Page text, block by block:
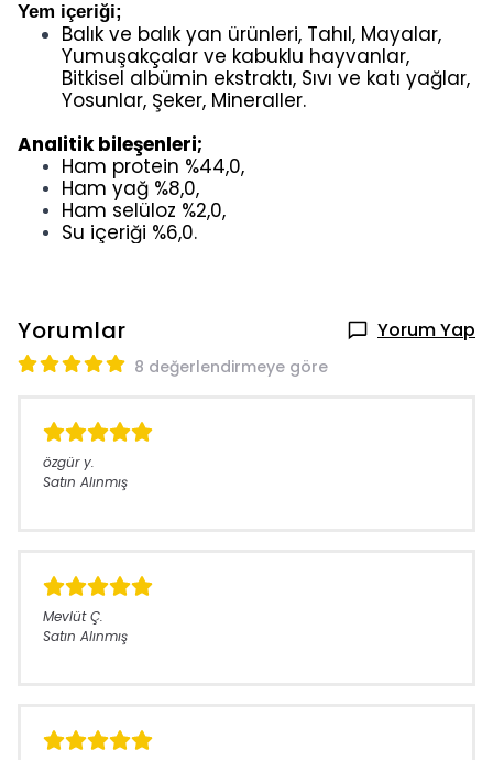
Yem içeriği;
Balık ve balık yan ürünleri, Tahıl, Mayalar,
Yumuşakçalar ve kabuklu hayvanlar,
Bitkisel albümin ekstraktı, Sıvı ve katı yağlar,
Yosunlar, Şeker, Mineraller.
Analitik bileşenleri;
Ham protein %44,0,
Ham yağ %8,0,
Ham selüloz %2,0,
Su içeriği %6,0.
Yorumlar Yorum Yap
8 değerlendirmeye göre
özgüry.
Satın Alınmış
Mevlüt Ç.
Satın Alınmış